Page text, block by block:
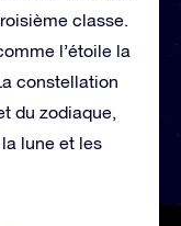
classe.
l’étoile la
constellation
du zodiaque,
lune et les